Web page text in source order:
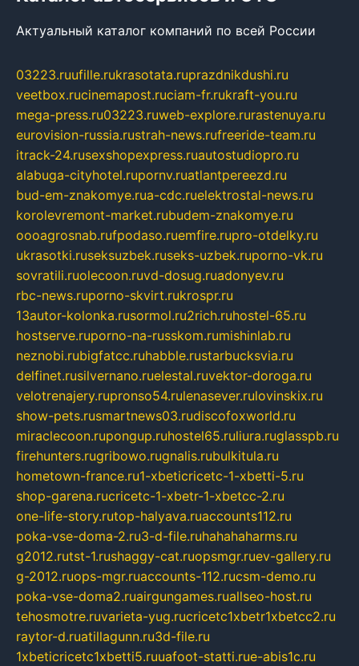
Актуальный каталог компаний по всей России
03223.ruufille.rukrasotata.ruprazdnikdushi.ru
veetbox.rucinemapost.ruciam-fr.rukraft-you.ru
mega-press.ru03223.ruweb-explore.rurastenuya.ru
eurovision-russia.rustrah-news.rufreeride-team.ru
itrack-24.rusexshopexpress.ruautostudiopro.ru
alabuga-cityhotel.rupornv.ruatlantpereezd.ru
bud-em-znakomye.rua-cdc.ruelektrostal-news.ru
korolevremont-market.rubudem-znakomye.ru
oooagrosnab.rufpodaso.ruemfire.rupro-otdelky.ru
ukrasotki.ruseksuzbek.ruseks-uzbek.ruporno-vk.ru
sovratili.ruolecoon.ruvd-dosug.ruadonyev.ru
rbc-news.ruporno-skvirt.rukrospr.ru
13autor-kolonka.rusormol.ru2rich.ruhostel-65.ru
hostserve.ruporno-na-russkom.rumishinlab.ru
neznobi.rubigfatcc.ruhabble.rustarbucksvia.ru
delfinet.rusilvernano.ruelestal.ruvektor-doroga.ru
velotrenajery.rupronso54.rulenasever.rulovinskix.ru
show-pets.rusmartnews03.rudiscofoxworld.ru
miraclecoon.rupongup.ruhostel65.ruliura.ruglasspb.ru
firehunters.rugribowo.rugnalis.rubulkitula.ru
hometown-france.ru1-xbeticricetc-1-xbetti-5.ru
shop-garena.rucricetc-1-xbetr-1-xbetcc-2.ru
one-life-story.rutop-halyava.ruaccounts112.ru
poka-vse-doma-2.ru3-d-file.ruhahahaharms.ru
g2012.rutst-1.rushaggy-cat.ruopsmgr.ruev-gallery.ru
g-2012.ruops-mgr.ruaccounts-112.rucsm-demo.ru
poka-vse-doma2.ruairgungames.ruallseo-host.ru
tehosmotre.ruvarieta-yug.rucricetc1xbetr1xbetcc2.ru
raytor-d.ruatillagunn.ru3d-file.ru
1xbeticricetc1xbetti5.ruuafoot-statti.rue-abis1c.ru